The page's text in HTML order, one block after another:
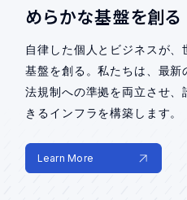
めらかな基盤を創る
自律した個人とビジネスが
基盤を創る。私たちは、最新
法規制への準拠を両立させ
きるインフラを構築します。
Learn More